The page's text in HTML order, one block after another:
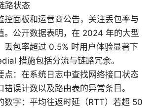
路状态
控面板和运营商公告，关注丢包率与
。公开数据表明，在 2024 年的大型
丢包率超过 0.5% 时用户体验显著下
措施包括分流与链路冗余。
点：在系统日志中查找网络接口状态
错误计数以及路由表的异常条目。
数字：平均往返时延（RTT）若超 50